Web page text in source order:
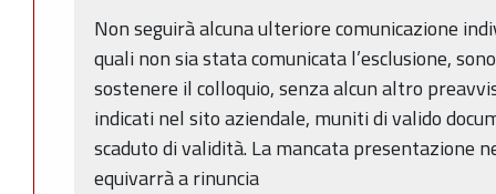
Non seguirà alcuna ulteriore comunicazione
quali non sia stata comunicata l’esclusione,
sostenere il colloquio, senza alcun altro
indicati nel sito aziendale, muniti di valido
scaduto di validità. La mancata presentazione
equivarrà a rinuncia